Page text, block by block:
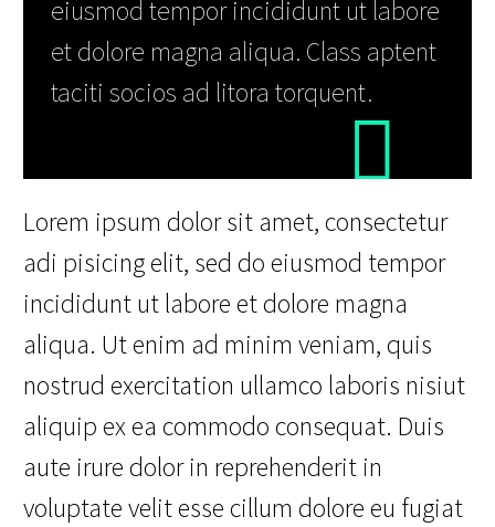
eiusmod tempor incididunt ut labore
et dolore magna aliqua. Class aptent
taciti socios ad litora torquent.
Lorem ipsum dolor sit amet, consectetur
adi pisicing elit, sed do eiusmod tempor
incididunt ut labore et dolore magna
aliqua. Ut enim ad minim veniam, quis
nostrud exercitation ullamco laboris nisiut
aliquip ex ea commodo consequat. Duis
aute irure dolor in reprehenderit in
voluptate velit esse cillum dolore eu fugiat